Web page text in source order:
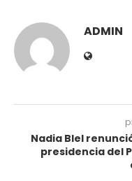
ADMIN
Nadia Blel
presidencia del